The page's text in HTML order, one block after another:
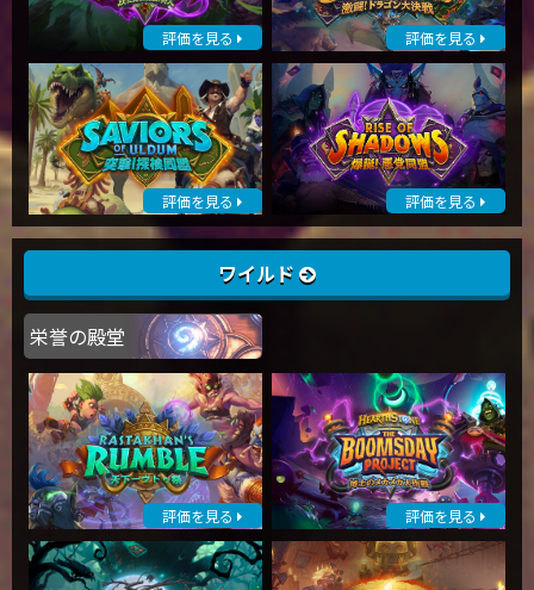
評価を見る 評価を見る
評価を見る 評価を見る
ワイルド
栄誉の殿堂
評価を見る 評価を見る